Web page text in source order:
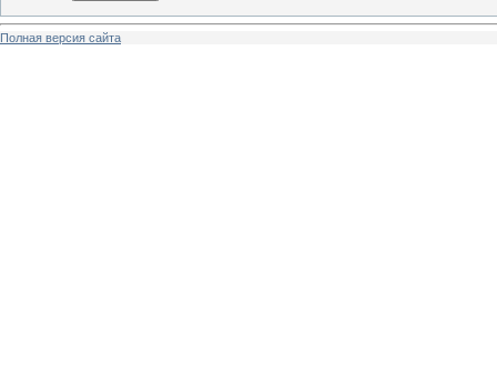
Полная версия сайта